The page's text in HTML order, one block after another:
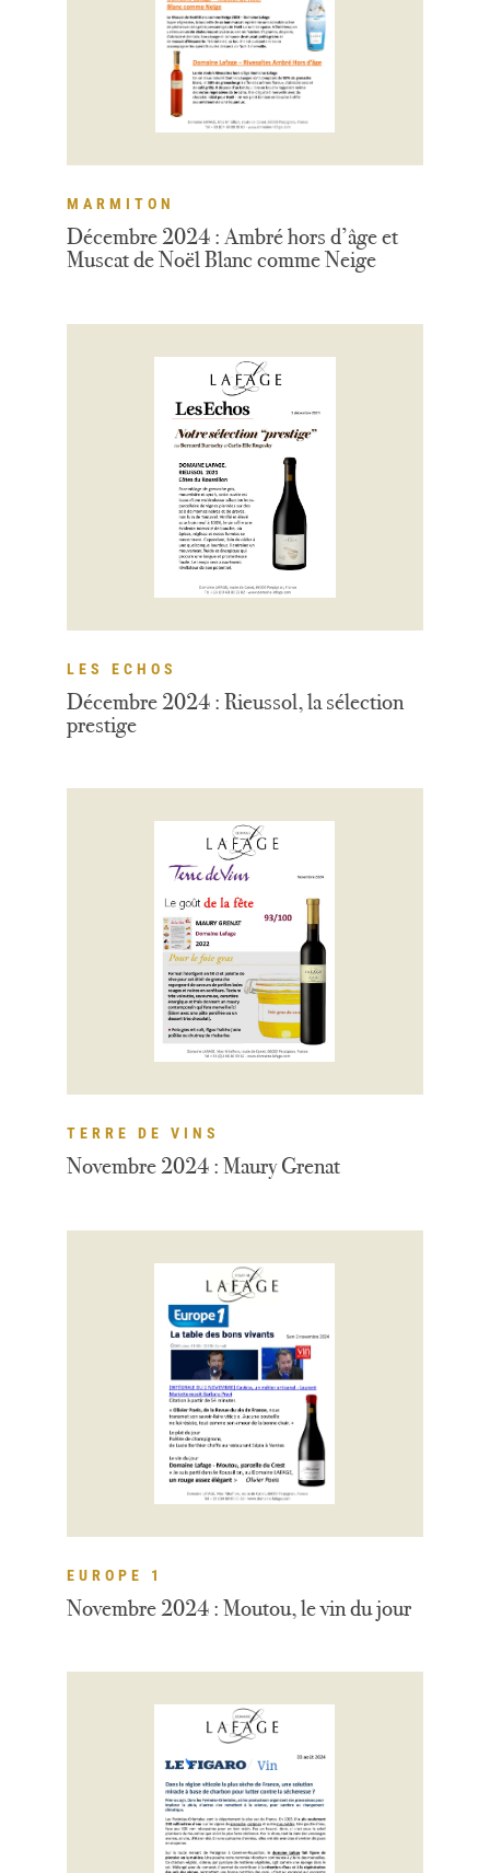
Décembre 2024 : Ambré hors d’âge et
Muscat de Noël Blanc comme Neige
MARMITON
Décembre 2024 : Rieussol, la sélection
prestige
LES ECHOS
Novembre 2024 : Maury Grenat
TERRE DE VINS
Novembre 2024 : Moutou, le vin du jour
EUROPE 1